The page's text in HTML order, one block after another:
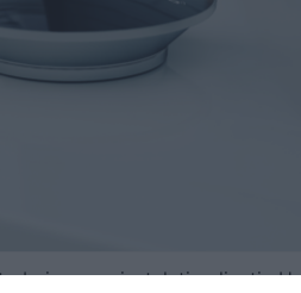
sa va instalati aplicatia